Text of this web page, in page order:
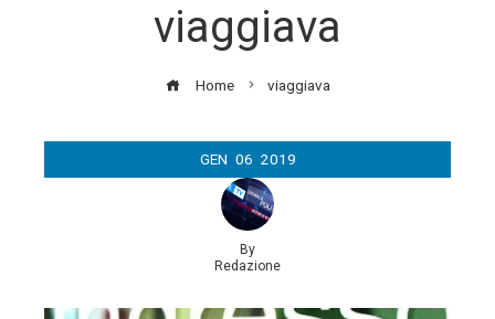
viaggiava
Home viaggiava
GEN 06 2019
By
Redazione